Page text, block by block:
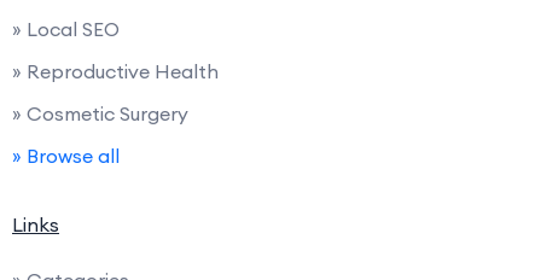
» Local SEO
» Reproductive Health
» Cosmetic Surgery
» Browse all
Links